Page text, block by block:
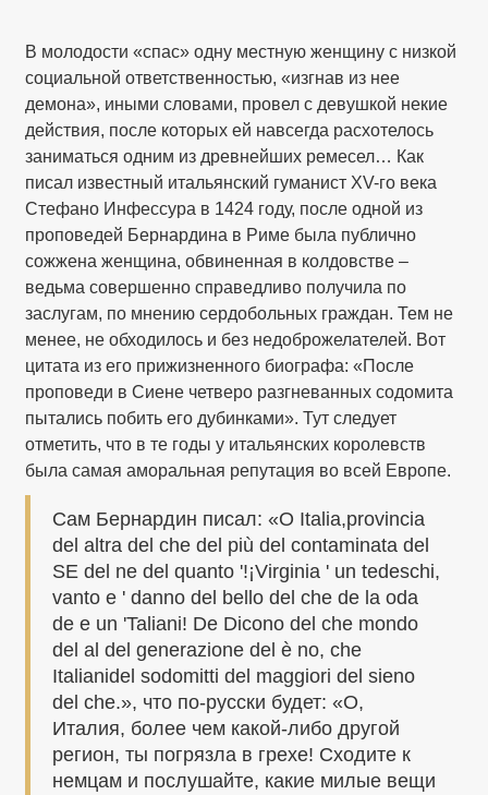
В молодости «спас» одну местную женщину с низкой
социальной ответственностью, «изгнав из нее
демона», иными словами, провел с девушкой некие
действия, после которых ей навсегда расхотелось
заниматься одним из древнейших ремесел… Как
писал известный итальянский гуманист XV-го века
Стефано Инфессура в 1424 году, после одной из
проповедей Бернардина в Риме была публично
сожжена женщина, обвиненная в колдовстве –
ведьма совершенно справедливо получила по
заслугам, по мнению сердобольных граждан. Тем не
менее, не обходилось и без недоброжелателей. Вот
цитата из его прижизненного биографа: «После
проповеди в Сиене четверо разгневанных содомита
пытались побить его дубинками». Тут следует
отметить, что в те годы у итальянских королевств
была самая аморальная репутация во всей Европе.
Сам Бернардин писал: «O Italia,provincia
del altra del che del più del contaminata del
SE del ne del quanto '!¡Virginia ' un tedeschi,
vanto e ' danno del bello del che de la oda
de e un 'Taliani! De Dicono del che mondo
del al del generazione del è no, che
Italianidel sodomitti del maggiori del sieno
del che.», что по-русски будет: «О,
Италия, более чем какой-либо другой
регион, ты погрязла в грехе! Сходите к
немцам и послушайте, какие милые вещи